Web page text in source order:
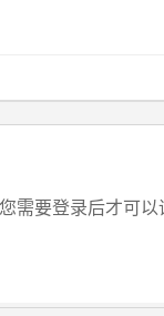
您需要登录后才可以